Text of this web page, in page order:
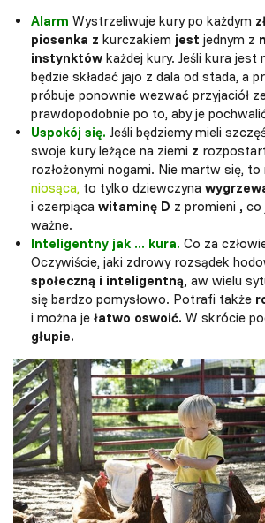
Alarm Wystrzeliwuje kury po każdym
piosenka z kurczakiem jest jednym z
instynktów każdej kury. Jeśli kura jest
będzie składać jajo z dala od stada, a
próbuje ponownie wezwać przyjaciół
prawdopodobnie po to, aby je
Uspokój się. Jeśli będziemy mieli
swoje kury leżące na ziemi z
rozłożonymi nogami. Nie martw się, to
niosąca, to tylko dziewczyna
i czerpiąca witaminę D z promieni , co
ważne.
Inteligentny jak ... kura. Co za
Oczywiście, jaki zdrowy rozsądek
społeczną i inteligentną, aw wielu
się bardzo pomysłowo. Potrafi także
i można je łatwo oswoić. W skrócie
głupie.